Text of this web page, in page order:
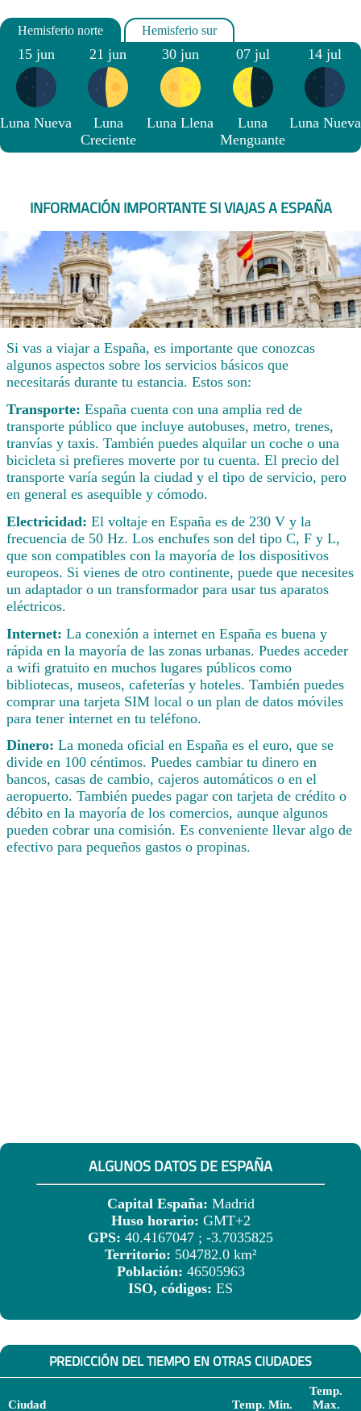
15 jun
Luna Nueva
21 jun
Luna
Creciente
30 jun
Luna Llena
07 jul
Luna
Menguante
14 jul
Luna Nueva
INFORMACIÓN IMPORTANTE SI VIAJAS A ESPAÑA
Si vas a viajar a España, es importante que conozcas
algunos aspectos sobre los servicios básicos que
necesitarás durante tu estancia. Estos son:
Transporte: España cuenta con una amplia red de
transporte público que incluye autobuses, metro, trenes,
tranvías y taxis. También puedes alquilar un coche o una
bicicleta si prefieres moverte por tu cuenta. El precio del
transporte varía según la ciudad y el tipo de servicio, pero
en general es asequible y cómodo.
Electricidad: El voltaje en España es de 230 V y la
frecuencia de 50 Hz. Los enchufes son del tipo C, F y L,
que son compatibles con la mayoría de los dispositivos
europeos. Si vienes de otro continente, puede que necesites
un adaptador o un transformador para usar tus aparatos
eléctricos.
Internet: La conexión a internet en España es buena y
rápida en la mayoría de las zonas urbanas. Puedes acceder
a wifi gratuito en muchos lugares públicos como
bibliotecas, museos, cafeterías y hoteles. También puedes
comprar una tarjeta SIM local o un plan de datos móviles
para tener internet en tu teléfono.
Dinero: La moneda oficial en España es el euro, que se
divide en 100 céntimos. Puedes cambiar tu dinero en
bancos, casas de cambio, cajeros automáticos o en el
aeropuerto. También puedes pagar con tarjeta de crédito o
débito en la mayoría de los comercios, aunque algunos
pueden cobrar una comisión. Es conveniente llevar algo de
efectivo para pequeños gastos o propinas.
ALGUNOS DATOS DE ESPAÑA
Capital España: Madrid
Huso horario: GMT+2
GPS: 40.4167047 ; -3.7035825
Territorio: 504782.0 km²
Población: 46505963
ISO, códigos: ES
PREDICCIÓN DEL TIEMPO EN OTRAS CIUDADES
Ciudad Temp. Min.
Temp.
Max.